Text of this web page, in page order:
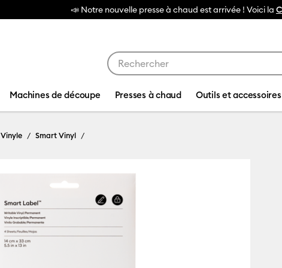
Cricut AutoPress™ 2
Machines de découpe Presses à chaud Outils et accessoires
Vinyle Smart Vinyl